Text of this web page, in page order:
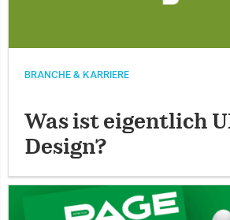
BRANCHE & KARRIERE
Was ist eigentlich
Design?